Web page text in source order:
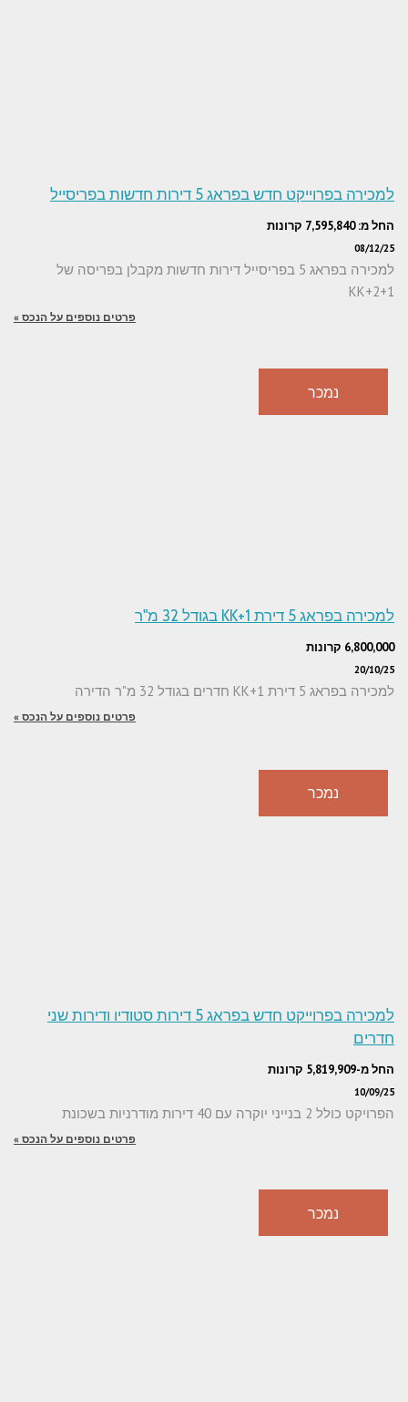
למכירה בפרוייקט חדש בפראג 5 דירות חדשות בפריסייל
החל מ: 7,595,840 קרונות
08/12/25
למכירה בפראג 5 בפריסייל דירות חדשות מקבלן בפריסה של
1+KK+2
פרטים נוספים על הנכס »
נמכר
למכירה בפראג 5 דירת 1+KK בגודל 32 מ"ר
6,800,000 קרונות
20/10/25
למכירה בפראג 5 דירת 1+KK חדרים בגודל 32 מ"ר הדירה
פרטים נוספים על הנכס »
נמכר
למכירה בפרוייקט חדש בפראג 5 דירות סטודיו ודירות שני
חדרים
החל מ-5,819,909 קרונות
10/09/25
הפרויקט כולל 2 בנייני יוקרה עם 40 דירות מודרניות בשכונת
פרטים נוספים על הנכס »
נמכר